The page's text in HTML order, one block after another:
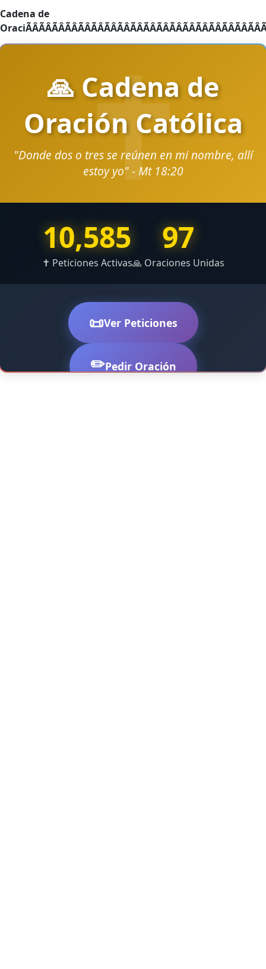
Cadena de OraciÃÂÃÂÃÂÃÂÃÂÃÂÃÂÃÂÃÂÃÂÃÂÃÂÃÂÃÂÃÂÃÂÃÂÃÂÃÂÃÂÃÂÃÂÃÂÃÂÃÂÃÂÃÂÃÂÃÂÃÂÃÂÃÂÃÂÃÂÃÂÃÂÃÂÃÂÃÂÃÂÃÂÃÂÃÂÃÂÃÂÃÂÃÂÃÂÃÂÃÂÃÂÃÂÃÂÃÂÃÂÃÂÃÂÃÂÃÂÃÂÃÂÃÂÃÂÃÂÃÂÃÂÃÂÃÂÃÂÃÂÃÂÃÂÃÂÃÂÃÂÃÂÃÂÃÂÃÂÃÂÃÂÃÂÃÂÃÂÃÂÃÂÃÂÃÂÃÂÃÂÃÂÃÂÃÂÃÂÃÂÃÂÃÂÃÂÃÂÃÂÃÂÃÂÃÂÃÂÃÂÃÂÃÂÃÂÃÂÃÂÃÂÃÂÃÂÃÂÃÂÃÂÃÂÃÂÃÂÃÂÃÂÃÂÃÂÃÂÃÂÃÂÃÂÃÂÃÂÃÂÃÂÃÂÃÂÃÂÃÂÃÂÃÂÃÂÃÂÃÂÃÂÃÂÃÂÃÂÃÂÃÂÃÂÃÂÃÂÃÂÃÂÃÂÃÂÃÂÃÂÃÂÃÂÃÂÃÂÃÂÃÂÃÂÃÂÃÂÃÂÃÂÃÂÃÂÃÂÃÂÃÂÃÂÃÂÃÂÃÂÃÂÃÂÃÂÃÂÃÂÃÂÃÂÃÂÃÂÃÂÃÂÃÂÃÂÃÂÃÂÃÂÃÂÃÂÃÂÃÂÃÂÃÂÃÂÃÂÃÂÃÂÃÂÃÂÃÂÃÂÃÂÃÂÃÂÃÂÃÂÃÂÃÂÃÂÃÂÃÂÃÂÃÂÃÂÃÂÃÂÃÂÃÂÃÂÃÂÃÂÃÂÃÂÃÂÃÂÃÂÃÂÃÂÃÂÃÂÃÂÃÂÃÂÃÂÃÂÃÂÃÂÃÂÃÂÃÂÃÂÃÂÃÂÃÂÃÂÃÂÃÂÃÂÃÂÃÂÃÂÃÂÃÂÃÂÃÂÃÂÃÂÃÂÃÂÃÂÃÂÃÂÃÂÃÂÃÂÃÂÃÂÃÂÃÂÃÂÃÂÃÂÃÂÃÂÃÂÃÂÃÂÃÂÃÂÃÂÃÂÃÂÃÂÃÂÃÂÃÂÃÂÃÂÃÂÃÂÃÂÃÂÃÂÃÂÃÂÃÂÃÂÃÂÃÂÃÂÃÂÃÂÃÂÃÂÃÂÃÂÃÂÃÂÃÂÃÂÃÂÃÂÃÂÃÂÃÂÃÂÃÂÃÂÃÂÃÂÃÂÃÂÃÂÃÂÃÂÃÂÃÂÃÂÃÂÃÂÃÂÃÂÃÂÃÂÃÂÃÂÃÂÃÂÃÂÃÂÃÂÃÂÃÂÃÂÃÂÃÂÃÂÃÂÃÂÃÂÃÂÃÂÃÂÃÂÃÂÃÂÃÂÃÂÃÂÃÂÃÂÃÂÃÂÃÂÃÂÃÂÃÂÃÂÃÂÃÂÃÂÃÂÃÂÃÂÃÂÃÂÃÂÃÂÃÂÃÂÃÂÃÂÃÂÃÂÃÂÃÂÃÂÃÂÃÂÃÂÃÂÃÂÃÂÃÂÃÂÃÂÃÂÃÂÃÂÃÂÃÂÃÂÃÂÃÂÃÂÃÂÃÂÃÂÃÂÃÂÃÂÃÂÃÂÃÂÃÂÃÂÃÂÃÂÃÂÃÂÃÂÃÂÃÂÃÂÃÂÃÂÃÂÃÂÃÂÃÂÃÂÃÂÃÂÃÂÃÂÃÂÃÂÃÂÃÂÃÂÃÂÃÂÃÂÃÂÃÂÃÂÃÂÃÂÃÂÃÂÃÂÃÂÃÂÃÂÃÂÃÂÃÂÃÂÃÂÃÂÃÂÃÂÃÂÃÂÃÂÃÂÃÂÃÂÃÂÃÂÃÂÃÂÃÂÃÂÃÂÃÂÃÂÃÂÃÂÃÂÃÂÃÂÃÂÃÂÃÂÃÂÃÂÃÂÃÂÃÂÃÂÃÂÃÂÃÂÃÂÃÂÃÂÃÂÃÂÃÂÃÂÃÂÃÂÃÂÃÂÃÂÃÂÃÂÃÂÃÂÃÂÃÂÃÂÃÂÃÂÃÂÃÂÃÂÃÂÃÂÃÂÃÂÃÂÃÂÃÂÃÂÃÂÃÂÃÂÃÂÃÂÃÂÃÂÃÂÃÂÃÂÃÂÃÂÃÂÃÂÃÂÃÂÃÂÃÂÃÂÃÂÃÂÃÂÃÂÃÂÃÂÃÂÃÂÃÂÃÂÃÂÃÂÃÂÃÂÃÂÃÂÃÂÃÂÃÂÃÂÃÂÃÂÃÂÃÂÃÂÃÂÃÂÃÂÃÂÃÂÃÂÃÂÃÂÃÂÃÂÃÂÃÂÃÂÃÂÃÂÃÂÃÂÃÂÃÂÃÂÃÂÃÂÃÂÃÂÃÂÃÂÃÂÃÂÃÂÃÂÃÂÃÂÃÂÃÂÃÂÃÂÃÂÃÂÃÂÃÂÃÂÃÂÃÂÃÂÃÂÃÂÃÂÃÂÃÂÃÂÃÂÃÂÃÂÃÂÃÂÃÂÃÂÃÂÃÂÃÂÃÂÃÂÃÂÃÂÃÂÃÂÃÂÃÂÃÂÃÂÃÂÃÂÃÂÃÂÃÂÃÂÃÂÃÂÃÂÃÂÃÂÃÂÃÂÃÂÃÂÃÂÃÂÃÂÃÂÃÂÃÂÃÂÃÂÃÂÃÂÃÂÃÂÃÂÃÂÃÂÃÂÃÂÃÂÃÂÃÂÃÂÃÂÃÂÃÂÃÂÃÂÃÂÃÂÃÂÃÂÃÂÃÂÃÂÃÂÃÂÃÂÃÂÃÂÃÂÃÂÃÂÃÂÃÂÃÂÃÂÃÂÃÂÃÂÃÂÃÂÃÂÃÂÃÂÃÂÃÂÃÂÃÂÃÂÃÂÃÂÃÂÃÂÃÂÃÂÃÂÃÂÃÂÃÂÃÂÃÂÃÂÃÂÃÂÃÂÃÂÃÂÃÂÃÂÃÂÃÂÃÂÃÂÃÂÃÂÃÂÃÂÃÂÃÂÃÂÃÂÃÂÃÂÃÂÃÂÃÂÃÂÃÂÃÂÃÂÃÂÃÂÃÂÃÂÃÂÃÂÃÂÃÂÃÂÃÂÃÂÃÂÃÂÃÂÃÂÃÂÃÂÃÂÃÂÃÂÃÂÃÂÃÂÃÂÃÂÃÂÃÂÃÂÃÂÃÂÃÂÃÂÃÂÃÂÃÂÃÂÃÂÃÂÃÂÃÂÃÂÃÂÃÂÃÂÃÂÃÂÃÂÃÂÃÂÃÂÃÂÃÂÃÂÃÂÃÂÃÂÃÂÃÂÃÂÃÂÃÂÃÂÃÂÃÂÃÂÃÂÃÂÃÂÃÂÃÂÃÂÃÂÃÂÃÂÃÂÃÂÃÂÃÂÃÂÃÂÃÂÃÂÃÂÃÂÃÂÃÂÃÂÃÂÃÂÃÂÃÂÃÂÃÂÃÂÃÂÃÂÃÂÃÂÃÂÃÂÃÂÃÂÃÂÃÂÃÂÃÂÃÂÃÂÃÂÃÂÃÂÃÂÃÂÃÂÃÂÃÂÃÂÃÂÃÂÃÂÃÂÃÂÃÂÃÂÃÂÃÂÃÂÃÂÃÂÃÂÃÂÃÂÃÂÃÂÃÂÃÂÃÂÃÂÃÂÃÂÃÂÃÂÃÂÃÂÃÂÃÂÃÂÃÂÃÂÃÂÃÂÃÂÃÂÃÂÃÂÃÂÃÂÃÂÃÂÃÂÃÂÃÂÃÂÃÂÃÂÃÂÃÂÃÂÃÂÃÂÃÂÃÂÃÂÃÂÃÂÃÂÃÂÃÂÃÂÃÂÃÂÃÂÃÂÃÂÃÂÃÂÃÂÃÂÃÂÃÂÃÂÃÂÃÂÃÂÃÂÃÂÃÂÃÂÃÂÃÂÃÂÃÂÃÂÃÂÃÂÃÂÃÂÃÂÃÂÃÂÃÂÃÂÃÂÃÂÃÂÃÂÃÂÃÂÃÂÃÂÃÂÃÂÃÂÃÂÃÂÃÂÃÂÃÂÃÂÃÂÃÂÃÂÃÂÃÂÃÂÃÂÃÂÃÂÃÂÃÂÃÂÃÂÃÂÃÂÃÂÃÂÃÂÃÂÃÂÃÂÃÂÃÂÃÂÃÂÃÂÃÂÃÂÃÂÃÂÃÂÃÂÃÂÃÂÃÂÃÂÃÂÃÂÃÂÃÂÃÂÃÂÃÂÃÂÃÂÃÂÃÂÃÂÃÂÃÂÃÂÃÂÃÂÃÂÃÂÃÂÃÂÃÂÃÂÃÂÃÂÃÂÃÂÃÂÃÂÃÂÃÂÃÂÃÂÃÂÃÂÃÂÃÂÃÂÃÂÃÂÃÂÃÂÃÂÃÂÃÂÃÂÃÂÃÂÃÂÃÂÃÂÃÂÃÂÃÂÃÂÃÂÃÂÃÂÃÂÃÂÃÂÃÂÃÂÃÂÃÂÃÂÃÂÃÂÃÂÃÂÃÂÃÂÃÂÃÂÃÂÃÂÃÂÃÂÃÂÃÂÃÂÃÂÃÂÃÂÃÂÃÂÃÂÃÂÃÂÃÂÃÂÃÂÃÂÃÂÃÂÃÂÃÂÃÂÃÂÃÂÃÂÃÂÃÂÃÂÃÂÃÂÃÂÃÂÃÂÃÂÃÂÃÂÃÂÃÂÃÂÃÂÃÂÃÂÃÂÃÂÃÂÃÂÃÂÃÂÃÂÃÂÃÂÃÂÃÂÃÂÃÂÃÂÃÂÃÂÃÂÃÂÃÂÃÂÃÂÃÂÃÂÃÂÃÂÃÂÃÂÃÂÃÂÃÂÃÂÃÂÃÂÃÂÃÂÃÂÃÂÃÂÃÂÃÂÃÂÃÂÃÂÃÂÃÂÃÂÃÂÃÂÃÂÃÂÃÂÃÂÃÂÃÂÃÂÃÂÃÂÃÂÃÂÃÂÃÂÃÂÃÂÃÂÃÂÃÂÃÂÃÂÃÂÃÂÃÂÃÂÃÂÃÂÃÂÃÂÃÂÃÂÃÂÃÂÃÂÃÂÃÂÃÂÃÂÃÂÃÂÃÂÃÂÃÂÃÂÃÂÃÂÃÂÃÂÃÂÃÂÃÂÃÂÃÂÃÂÃÂÃÂÃÂÃÂÃÂÃÂÃÂÃÂÃÂÃÂÃÂÃÂÃÂÃÂÃÂÃÂÃÂÃÂÃÂÃÂÃÂÃÂÃÂÃÂÃÂÃÂÃÂÃÂÃÂÃÂÃÂÃÂÃÂÃÂÃÂÃÂÃÂÃÂÃÂÃÂÃÂÃÂÃÂÃÂÃÂÃÂÃÂÃÂÃÂÃÂÃÂÃÂÃÂÃÂÃÂÃÂÃÂÃÂÃÂÃÂÃÂÃÂÃÂÃÂÃÂÃÂÃÂÃÂÃÂÃÂÃÂÃÂÃÂÃÂÃÂÃÂÃÂÃÂÃÂÃÂÃÂÃÂÃÂÃÂÃÂÃÂÃÂÃÂÃÂÃÂÃÂÃÂÃÂÃÂÃÂÃÂÃÂÃÂÃÂÃÂÃÂÃÂÃÂÃÂÃÂÃÂÃÂÃÂÃÂÃÂÃÂÃÂÃÂÃÂÃÂÃÂÃÂÃÂÃÂÃÂÃÂÃÂÃÂÃÂÃÂÃÂÃÂÃÂÃÂÃÂÃÂÃÂÃÂÃÂÃÂÃÂÃÂÃÂÃÂÃÂÃÂÃÂÃÂÃÂÃÂÃÂÃÂÃÂÃÂÃÂÃÂÃÂÃÂÃÂÃÂÃÂÃÂÃÂÃÂÃÂÃÂÃÂÃÂÃÂÃÂÃÂÃÂÃÂÃÂÃÂÃÂÃÂÃÂÃÂÃÂÃÂÃÂÃÂÃÂÃÂÃÂÃÂÃÂÃÂÃÂÃÂÃÂÃÂÃÂÃÂÃÂÃÂÃÂÃÂÃÂÃÂÃÂÃÂÃÂÃÂÃÂÃÂÃÂÃÂÃÂÃÂÃÂÃÂÃÂÃÂÃÂÃÂÃÂÃÂÃÂÃÂÃÂÃÂÃÂÃÂÃÂÃÂÃÂÃÂÃÂÃÂÃÂÃÂÃÂÃÂÃÂÃÂÃÂÃÂÃÂÃÂÃÂÃÂÃÂÃÂÃÂÃÂÃÂÃÂÃÂÃÂÃÂÃÂÃÂÃÂÃÂÃÂÃÂÃÂÃÂÃÂÃÂÃÂÃÂÃÂÃÂÃÂÃÂÃÂÃÂÃÂÃÂÃÂÃÂÃÂÃÂÃÂÃÂÃÂÃÂÃÂÃÂÃÂÃÂÃÂÃÂÃÂÃÂÃÂÃÂÃÂÃÂÃÂÃÂÃÂÃÂÃÂÃÂÃÂÃÂÃÂÃÂÃÂÃÂÃÂÃÂÃÂÃÂÃÂÃÂÃÂÃÂÃÂÃÂÃÂÃÂÃÂÃÂÃÂÃÂÃÂÃÂÃÂÃÂÃÂÃÂÃÂÃÂÃÂÃÂÃÂÃÂÃÂÃÂÃÂÃÂÃÂÃÂÃÂÃÂÃÂÃÂÃÂÃÂÃÂÃÂÃÂÃÂÃÂÃÂÃÂÃÂÃÂÃÂÃÂÃÂÃÂÃÂÃÂÃÂÃÂÃÂÃÂÃÂÃÂÃÂÃÂÃÂÃÂÃÂÃÂÃÂÃÂÃÂÃÂÃÂÃÂÃÂÃÂÃÂÃÂÃÂÃÂÃÂÃÂÃÂÃÂÃÂÃÂÃÂÃÂÃÂÃÂÃÂÃÂÃÂÃÂÃÂÃÂÃÂÃÂÃÂÃÂÃÂÃÂÃÂÃÂÃÂÃÂÃÂÃÂÃÂÃÂÃÂÃÂÃÂÃÂÃÂÃÂÃÂÃÂÃÂÃÂÃÂÃÂÃÂÃÂÃÂÃÂÃÂÃÂÃÂÃÂÃÂÃÂÃÂÃÂÃÂÃÂÃÂÃÂÃÂÃÂÃÂÃÂÃÂÃÂÃÂÃÂÃÂÃÂÃÂÃÂÃÂÃÂÃÂÃÂÃÂÃÂÃÂÃÂÃÂÃÂÃÂÃÂÃÂÃÂÃÂÃÂÃÂÃÂÃÂÃÂÃÂÃÂÃÂÃÂÃÂÃÂÃÂÃÂÃÂÃÂÃÂÃÂÃÂÃÂÃÂÃÂÃÂÃÂÃÂÃÂÃÂÃÂÃÂÃÂÃÂÃÂÃÂÃÂÃÂÃÂÃÂÃÂÃÂÃÂÃÂÃÂÃÂÃÂÃÂÃÂÃÂÃÂÃÂÃÂÃÂÃÂÃÂÃÂÃÂÃÂÃÂÃÂÃÂÃÂÃÂÃÂÃÂÃÂÃÂÃÂÃÂÃÂÃÂÃÂÃÂÃÂÃÂÃÂÃÂÃÂÃÂÃÂÃÂÃÂÃÂÃÂÃÂÃÂÃÂÃÂÃÂÃÂÃÂÃÂÃÂÃÂÃÂÃÂÃÂÃÂÃÂÃÂÃÂÃÂÃÂÃÂÃÂÃÂÃÂÃÂÃÂÃÂÃÂÃÂÃÂÃÂÃÂÃÂÃÂÃÂÃÂÃÂÃÂÃÂÃÂÃÂÃÂÃÂÃÂÃÂÃÂÃÂÃÂÃÂÃÂÃÂÃÂÃÂÃÂÃÂÃÂÃÂÃÂÃÂÃÂÃÂÃÂÃÂÃÂÃÂÃÂÃÂÃÂÃÂÃÂÃÂÃÂÃÂÃÂÃÂÃÂÃÂÃÂÃÂÃÂÃÂÃÂÃÂÃÂÃÂÃÂÃÂÃÂÃÂÃÂÃÂÃÂÃÂÃÂÃÂÃÂÃÂÃÂÃÂÃÂÃÂÃÂÃÂÃÂÃÂÃÂÃÂÃÂÃÂÃÂÃÂÃÂÃÂÃÂÃÂÃÂÃÂÃÂÃÂÃÂÃÂÃÂÃÂÃÂÃÂÃÂÃÂÃÂÃÂÃÂÃÂÃÂÃÂÃÂÃÂÃÂÃÂÃÂÃÂÃÂÃÂÃÂÃÂÃÂÃÂÃÂÃÂÃÂÃÂÃÂÃÂÃÂÃÂÃÂÃÂÃÂÃÂÃÂÃÂÃÂÃÂÃÂÃÂÃÂÃÂÃÂÃÂÃÂÃÂÃÂÃÂÃÂÃÂÃÂÃÂÃÂÃÂÃÂÃÂÃÂÃÂÃÂÃÂÃÂÃÂÃÂÃÂÃÂÃÂÃÂÃÂÃÂÃÂÃÂÃÂÃÂÃÂÃÂÃÂÃÂÃÂÃÂÃÂÃÂÃÂÃÂÃÂÃÂÃÂÃÂÃÂÃÂÃÂÃÂÃÂÃÂÃÂÃÂÃÂÃÂÃÂÃÂÃÂÃÂÃÂÃÂÃÂÃÂÃÂÃÂÃÂÃÂÃÂÃÂÃÂÃÂÃÂÃÂÃÂÃÂÃÂÃÂÃÂÃÂÃÂÃÂÃÂÃÂÃÂÃÂÃÂÃÂÃÂÃÂÃÂÃÂÃÂÃÂÃÂÃÂÃÂÃÂÃÂÃÂÃÂÃÂÃÂÃÂÃÂÃÂÃÂÃÂÃÂÃÂÃÂÃÂÃÂÃÂÃÂÃÂÃÂÃÂÃÂÃÂÃÂÃÂÃÂÃÂÃÂÃÂÃÂÃÂÃÂÃÂÃÂÃÂÃÂÃÂÃÂÃÂÃÂÃÂÃÂÃÂÃÂÃÂÃÂÃÂÃÂÃÂÃÂÃÂÃÂÃÂÃÂÃÂÃÂÃÂÃÂÃÂÃÂÃÂÃÂÃÂÃÂÃÂÃÂÃÂÃÂÃÂÃÂÃÂÃÂÃÂÃÂÃÂÃÂÃÂÃÂÃÂÃÂÃÂÃÂÃÂÃÂÃÂÃÂÃÂÃÂÃÂÃÂÃÂÃÂÃÂÃÂÃÂÃÂÃÂÃÂÃÂÃÂÃÂÃÂÃÂÃÂÃÂÃÂÃÂÃÂÃÂÃÂÃÂÃÂÃÂÃÂÃÂÃÂÃÂÃÂÃÂÃÂÃÂÃÂÃÂÃÂÃÂÃÂÃÂÃÂÃÂÃÂÃÂÃÂÃÂÃÂÃÂÃÂÃÂÃÂÃÂÃÂÃÂÃÂÃÂÃÂÃÂÃÂÃÂÃÂÃÂÃÂÃÂÃÂÃÂÃÂÃÂÃÂÃÂÃÂÃÂÃÂÃÂÃÂÃÂÃÂÃÂÃÂÃÂÃÂÃÂÃÂÃÂÃÂÃÂÃÂÃÂÃÂÃÂÃÂÃÂÃÂÃÂÃÂÃÂÃÂÃÂÃÂÃÂÃÂÃÂÃÂÃÂÃÂÃÂÃÂÃÂÃÂÃÂÃÂÃÂÃÂÃÂÃÂÃÂÃÂÃÂÃÂÃÂÃÂÃÂÃÂÃÂÃÂÃÂÃÂÃÂÃÂÃÂÃÂÃÂÃÂÃÂÃÂÃÂÃÂÃÂÃÂÃÂÃÂÃÂÃÂÃÂÃÂÃÂÃÂÃÂÃÂÃÂÃÂÃÂÃÂÃÂÃÂÃÂÃÂÃÂÃÂÃÂÃÂÃÂÃÂÃÂÃÂÃÂÃÂÃÂÃÂÃÂÃÂÃÂÃÂÃÂÃÂÃÂÃÂÃÂÃÂÃÂÃÂÃÂÃÂÃÂÃÂÃÂÃÂÃÂÃÂÃÂÃÂÃÂÃÂÃÂÃÂÃÂÃÂÃÂÃÂÃÂÃÂÃÂÃÂÃÂÃÂÃÂÃÂÃÂÃÂÃÂÃÂÃÂÃÂÃÂÃÂÃÂÃÂÃÂÃÂÃÂÃÂÃÂÃÂÃÂÃÂÃÂÃÂÃÂÃÂÃÂÃÂÃÂÃÂÃÂÃÂÃÂÃÂÃÂÃÂÃÂÃÂÃÂÃÂÃÂÃÂÃÂÃÂÃÂÃÂÃÂÃÂÃÂÃÂÃÂÃÂÃÂÃÂÃÂÃÂÃÂÃÂÃÂÃÂÃÂÃÂÃÂÃÂÃÂÃÂÃÂÃÂÃÂÃÂÃÂÃÂÃÂÃÂÃÂÃÂÃÂÃÂÃÂÃÂÃÂÃÂÃÂÃÂÃÂÃÂÃÂÃÂÃÂÃÂÃÂÃÂÃÂÃÂÃÂÃÂÃÂÃÂÃÂÃÂÃÂÃÂÃÂÃÂÃÂÃÂÃÂÃÂÃÂÃÂÃÂÃÂÃÂÃÂÃÂÃÂÃÂÃÂÃÂÃÂÃÂÃÂÃÂÃÂÃÂÃÂÃÂÃÂÃÂÃÂÃÂÃÂÃÂÃÂÃÂÃÂÃÂÃÂÃÂÃÂÃÂÃÂÃÂÃÂÃÂÃÂÃÂÃÂÃÂÃÂÃÂÃÂÃÂÃÂÃÂÃÂÃÂÃÂÃÂÃÂÃ